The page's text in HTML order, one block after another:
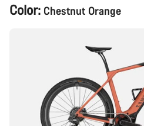
Configuración
del
Color: Chestnut Orange